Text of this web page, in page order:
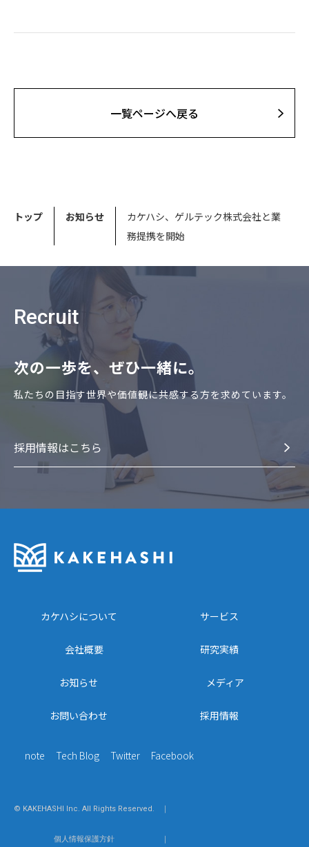
⼀覧ページへ戻る
トップ お知らせ
カケハシ、ゲルテック株式会社と業
務提携を開始
Recruit
次の⼀歩を、ぜひ⼀緒に。
私たちの⽬指す世界や価値観に共感する⽅を求めています。
採⽤情報はこちら
カケハシについて サービス
会社概要 研究実績
お知らせ メディア
お問い合わせ 採用情報
note Tech Blog Twitter Facebook
© KAKEHASHI Inc. All Rights Reserved. ｜
個人情報保護方針 ｜